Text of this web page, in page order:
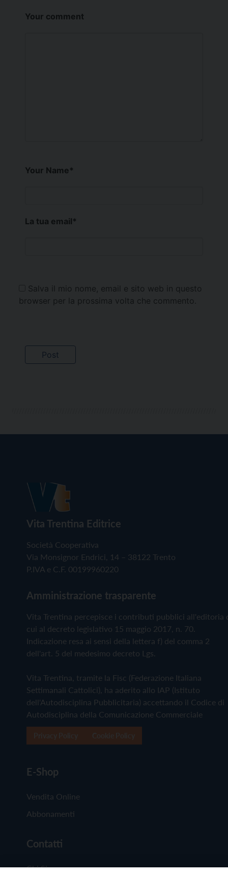
Your comment
Your Name*
La tua email*
Salva il mio nome, email e sito web in questo
browser per la prossima volta che commento.
Vita Trentina Editrice
Società Cooperativa
Via Monsignor Endrici, 14 – 38122 Trento
P.IVA e C.F. 00199960220
Amministrazione trasparente
Vita Trentina percepisce i contributi pubblici all'editoria
cui al decreto legislativo 15 maggio 2017, n. 70.
Indicazione resa ai sensi della lettera f) del comma 2
dell'art. 5 del medesimo decreto Lgs.
Vita Trentina, tramite la Fisc (Federazione Italiana
Settimanali Cattolici), ha aderito allo IAP (Istituto
dell'Autodisciplina Pubblicitaria) accettando il Codice di
Autodisciplina della Comunicazione Commerciale
E-Shop
Vendita Online
Abbonamenti
Contatti
Chi Siamo